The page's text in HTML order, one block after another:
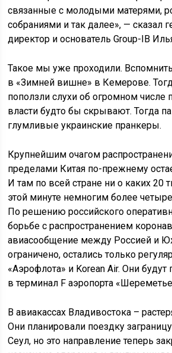
связанные с молодыми матерями,
собраниями и так далее», — сказал
директор и основатель Group-IB
Такое мы уже проходили.
в «Зимней вишне» в Кемерове.
поползли слухи об огромном числе
власти будто бы скрывают. Тогда
глумливые украинские пранкеры.
Крупнейшим очагом
пределами Китая по-прежнему
И там по всей стране ни о каких 20
этой минуте немногим более
По решению российского
борьбе с распространением
авиасообщение между Россией и
ограничено, остались только
«Аэрофлота» и Korean Air. Они
в терминал F аэропорта
В авиакассах Владивостока –
Они планировали поездку
Сеул, но это направление теперь